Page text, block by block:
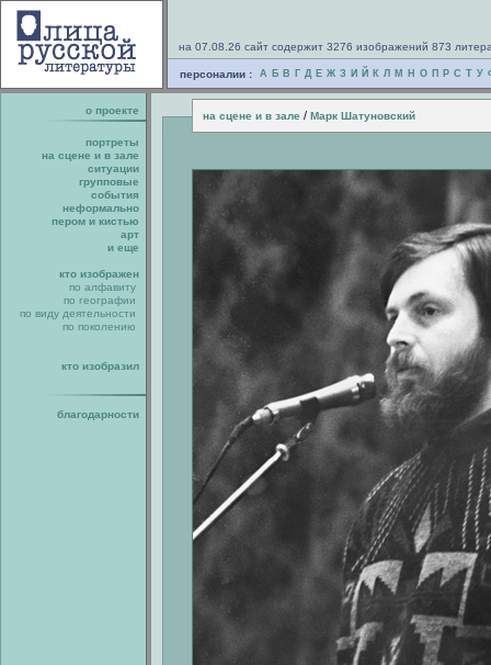
на 07.08.26 сайт содержит 3276 изображений 873
персоналии : А Б В Г Д Е Ж З И Й К Л М Н О П Р С Т У
о проекте на сцене и в зале / Марк Шатуновский
портреты
на сцене и в зале
ситуации
групповые
события
неформально
пером и кистью
арт
и еще
кто изображен
по алфавиту
по географии
по виду деятельности
по поколению
кто изобразил
благодарности